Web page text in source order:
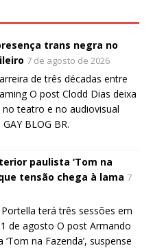
trans negra no
7 de agosto de 2026
de três décadas entre
O post Clodd Dias deixa
teatro e no audiovisual
BLOG BR.
paulista ‘Tom na
tensão chega à lama 7
terá três sessões em
de agosto O post Armando
na Fazenda’, suspense